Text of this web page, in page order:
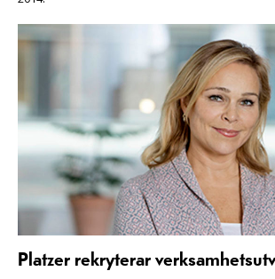
Platzer rekryterar